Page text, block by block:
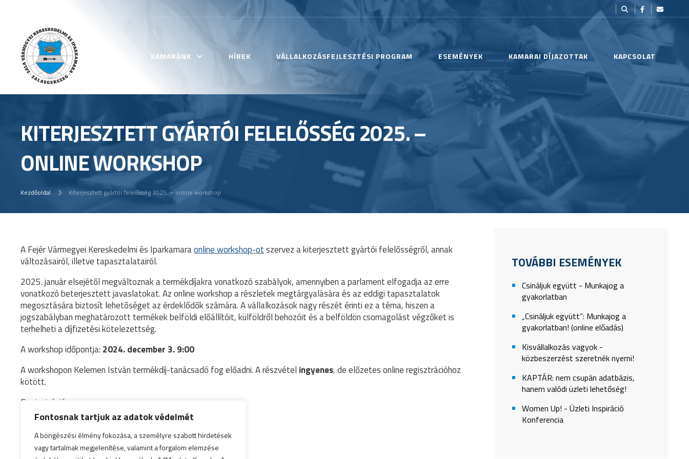
Fontosnak tartjuk az adatok védelmét
A böngészési élmény fokozása, a személyre szabott hirdetések
vagy tartalmak megjelenítése, valamint a forgalom elemzése
KAMARÁNK HÍREK VÁLLALKOZÁSFEJLESZTÉSI PROGRAM ESEMÉNYEK KAMARAI DÍJAZOTTAK KAPCSOLAT
KITERJESZTETT GYÁRTÓI FELELŐSSÉG 2025. –
ONLINE WORKSHOP
Kezdőoldal Kiterjesztett gyártói felelősség 2025. – online workshop
A Fejér Vármegyei Kereskedelmi és Iparkamaraonline workshop-otszervez a kiterjesztett gyártói felelősségről, annak
változásairól, illetve tapasztalatairól.
2025. január elsejétől megváltoznak a termékdíjakra vonatkozó szabályok, amennyiben a parlament elfogadja az erre
vonatkozó beterjesztett javaslatokat. Az online workshop a részletek megtárgyalására és az eddigi tapasztalatok
megosztására biztosít lehetőséget az érdeklődők számára. A vállalkozások nagy részét érinti ez a téma, hiszen a
jogszabályban meghatározott termékek belföldi előállítóit, külföldről behozóit és a belföldön csomagolást végzőket is
terhelheti a díjfizetési kötelezettség.
A workshop időpontja: 2024. december 3. 9:00
A workshopon Kelemen István termékdíj-tanácsadó fog előadni. A részvétel ingyenes, de előzetes online regisztrációhoz
kötött.
Regisztráció:
Kiterjesztett gyártói felelősség 2025 workshop
TOVÁBBI ESEMÉNYEK
Csináljuk együtt - Munkajog a
gyakorlatban
„Csináljuk együtt”: Munkajog a
gyakorlatban! (online előadás)
Kisvállalkozás vagyok -
közbeszerzést szeretnék nyerni!
KAPTÁR: nem csupán adatbázis,
hanem valódi üzleti lehetőség!
Women Up! - Üzleti Inspiráció
Konferencia